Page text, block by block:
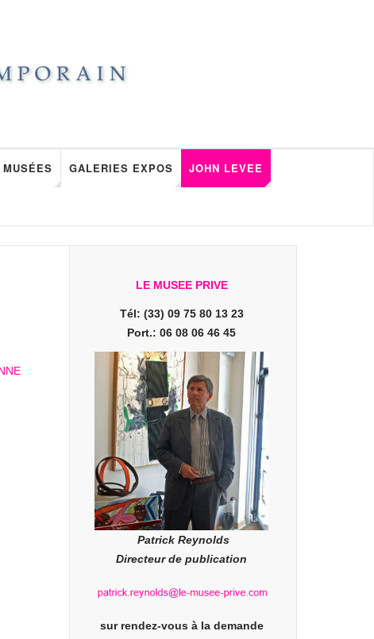
MUSÉES GALERIES EXPOS JOHN LEVEE
LE MUSEE PRIVE
Tél: (33) 09 75 80 13 23
Port.: 06 08 06 46 45
Patrick Reynolds
Directeur de publication
sur rendez-vous à la demande